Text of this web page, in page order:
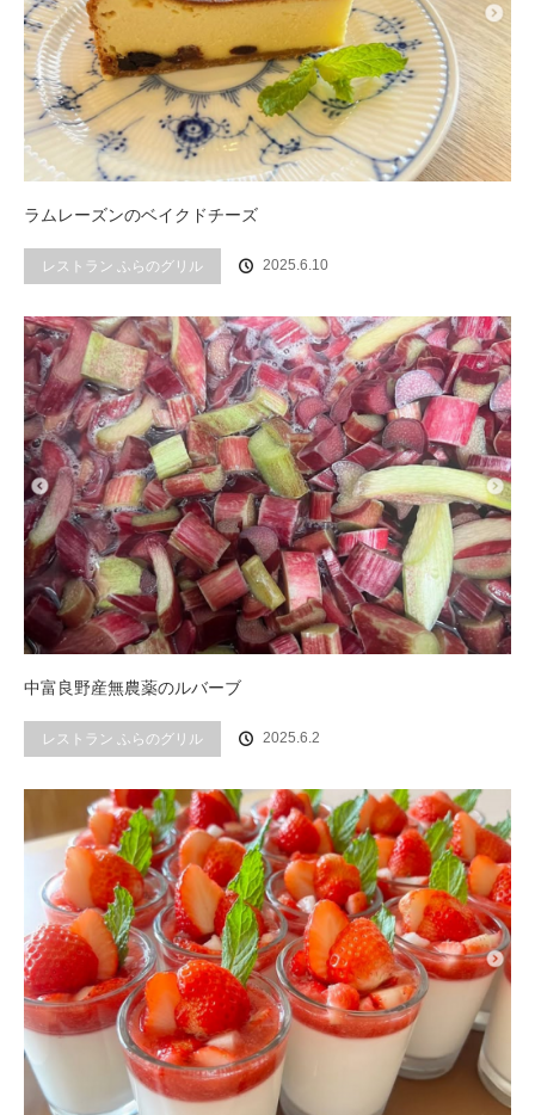
ラムレーズンのベイクドチーズ
レストラン ふらのグリル 2025.6.10
中富良野産無農薬のルバーブ
レストラン ふらのグリル 2025.6.2